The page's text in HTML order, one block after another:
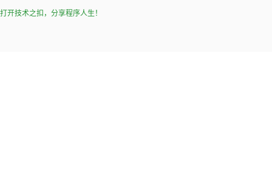
打开技术之扣，分享程序人生！